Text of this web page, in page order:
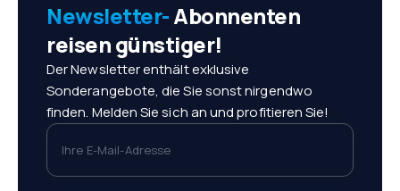
Newsletter-Abonnenten
reisen günstiger!
Der Newsletter enthält exklusive
Sonderangebote, die Sie sonst nirgendwo
finden. Melden Sie sich an und profitieren Sie!
Ihre E-Mail-Adresse